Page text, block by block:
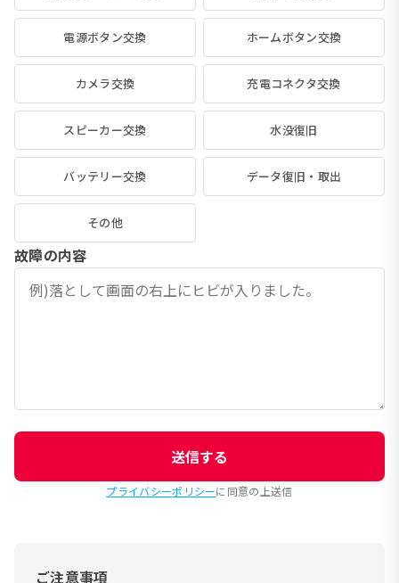
電源ボタン交換 ホームボタン交換
カメラ交換 充電コネクタ交換
スピーカー交換 水没復旧
バッテリー交換 データ復旧・取出
その他
故障の内容
送信する
プライバシーポリシーに同意の上送信
ご注意事項